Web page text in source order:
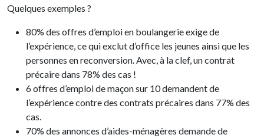
Quelques exemples ?
80% des offres d’emploi en boulangerie exige de
l’expérience, ce qui exclut d’office les jeunes ainsi que les
personnes en reconversion. Avec, à la clef, un contrat
précaire dans 78% des cas !
6 offres d’emploi de maçon sur 10 demandent de
l’expérience contre des contrats précaires dans 77% des
cas.
70% des annonces d’aides-ménagères demande de